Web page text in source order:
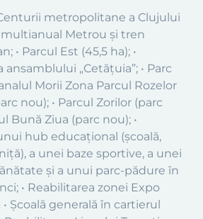
metropolitane a Clujului
Metrou şi tren
• Parcul Est (45,5 ha); •
ansamblului „Cetățuia”; • Parc
Morii Zona Parcul Rozelor
nou); • Parcul Zorilor (parc
Bună Ziua (parc nou); •
hub educaţional (școală,
a unei baze sportive, a unei
şi a unui parc-pădure în
• Reabilitarea zonei Expo
• Şcoală generală în cartierul